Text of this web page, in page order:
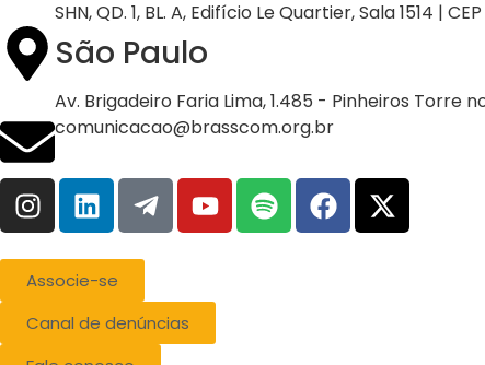
SHN, QD. 1, BL. A, Edifício Le Quartier, Sala 1514 |
São Paulo
Av. Brigadeiro Faria Lima, 1.485 - Pinheiros Torre
comunicacao@brasscom.org.br
Associe-se
Canal de denúncias